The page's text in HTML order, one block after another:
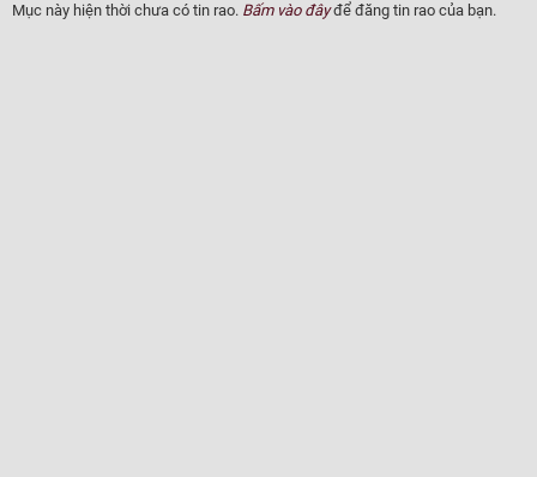
GIÁ XE XUẤT XỨ
Mục này hiện thời chưa có tin rao. Bấm vào đâyđể đăng tin rao của bạn.